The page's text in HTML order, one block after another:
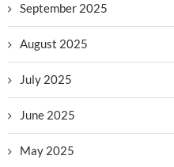
September 2025
August 2025
July 2025
June 2025
May 2025